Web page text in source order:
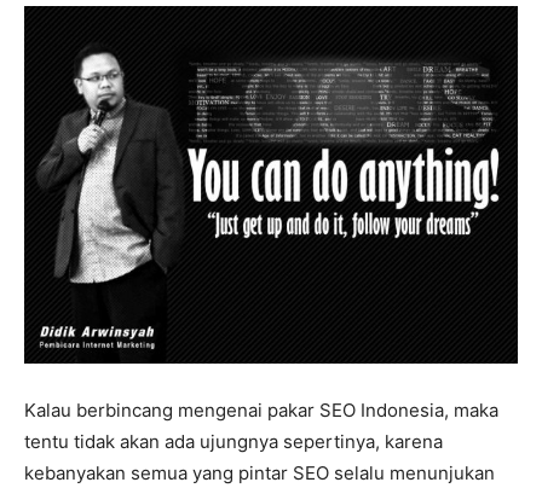
Kalau berbincang mengenai pakar SEO Indonesia, maka
tentu tidak akan ada ujungnya sepertinya, karena
kebanyakan semua yang pintar SEO selalu menunjukan